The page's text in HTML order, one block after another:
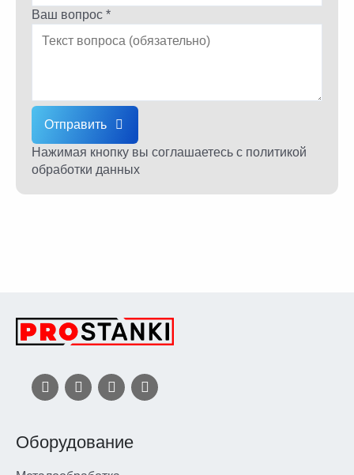
Ваш вопрос *
Отправить
Нажимая кнопку вы соглашаетесь с политикой
обработки данных
Оборудование